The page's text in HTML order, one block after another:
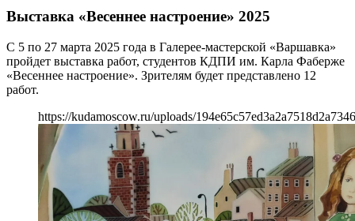
Выставка «Весеннее настроение» 2025
С 5 по 27 марта 2025 года в Галерее-мастерской «Варшавка»
пройдет выставка работ, студентов КДПИ им. Карла Фаберже
«Весеннее настроение». Зрителям будет представлено 12
работ.
https://kudamoscow.ru/uploads/